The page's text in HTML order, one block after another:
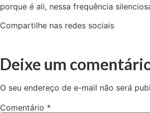
porque é ali, nessa frequência
Compartilhe nas redes sociais
Deixe um
O seu endereço de e-mail não será
Comentário *